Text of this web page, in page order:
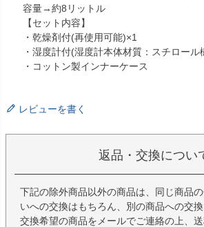
容量→約8リットル
【セット内容】
・乾燥剤付(再使用可能)×1
・湿度計付(湿度計本体材質：スチロール
・コットン製インナーケース
レビューを書く
返品・交換につい
下記の除外商品以外の商品は、同じ商品
いへの交換はもちろん、別の商品への交換
交換希望の商品をメールでご連絡の上、